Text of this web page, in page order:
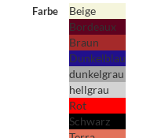
Farbe
Beige
Bordeaux
Braun
Dunkelblau
dunkelgrau
hellgrau
Rot
Schwarz